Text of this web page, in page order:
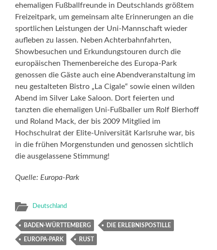
ehemaligen Fußballfreunde in Deutschlands größtem
Freizeitpark, um gemeinsam alte Erinnerungen an die
sportlichen Leistungen der Uni-Mannschaft wieder
aufleben zu lassen. Neben Achterbahnfahrten,
Showbesuchen und Erkundungstouren durch die
europäischen Themenbereiche des Europa-Park
genossen die Gäste auch eine Abendveranstaltung im
neu gestalteten Bistro „La Cigale“ sowie einen wilden
Abend im Silver Lake Saloon. Dort feierten und
tanzten die ehemaligen Uni-Fußballer um Rolf Bierhoff
und Roland Mack, der bis 2009 Mitglied im
Hochschulrat der Elite-Universität Karlsruhe war, bis
in die frühen Morgenstunden und genossen sichtlich
die ausgelassene Stimmung!
Quelle: Europa-Park
Deutschland
BADEN-WÜRTTEMBERG DIE ERLEBNISPOSTILLE
EUROPA-PARK RUST